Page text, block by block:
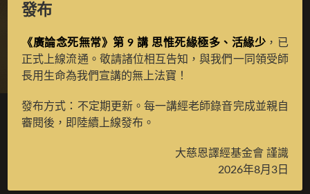
地藏王菩薩單尊藍唐
> 典藏館 > 典藏唐卡
地藏王菩薩單尊藍唐
發布
《廣論念死無常》第 9 講 思惟死緣極多、活緣少 ，已
正式上線流通。敬請諸位相互告知，與我們一同領受師
長用生命為我們宣講的無上法寶！
發布方式：不定期更新。每一講經老師錄音完成並親自
審閱後，即陸續上線發布。
大慈恩譯經基金會 謹識
2026年8月3日